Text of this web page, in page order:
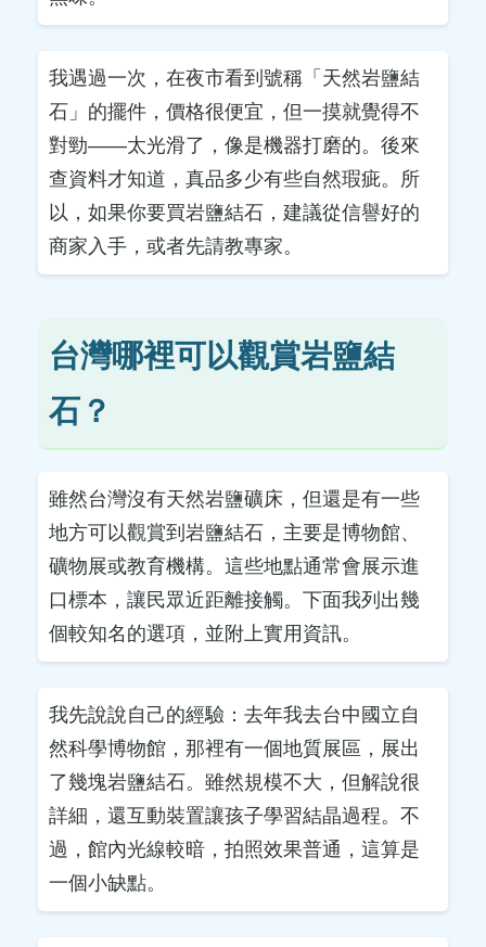
我遇過一次，在夜市看到號稱「天然岩鹽結
石」的擺件，價格很便宜，但一摸就覺得不
對勁——太光滑了，像是機器打磨的。後來
查資料才知道，真品多少有些自然瑕疵。所
以，如果你要買岩鹽結石，建議從信譽好的
商家入手，或者先請教專家。
台灣哪裡可以觀賞岩鹽結
石？
雖然台灣沒有天然岩鹽礦床，但還是有一些
地方可以觀賞到岩鹽結石，主要是博物館、
礦物展或教育機構。這些地點通常會展示進
口標本，讓民眾近距離接觸。下面我列出幾
個較知名的選項，並附上實用資訊。
我先說說自己的經驗：去年我去台中國立自
然科學博物館，那裡有一個地質展區，展出
了幾塊岩鹽結石。雖然規模不大，但解說很
詳細，還互動裝置讓孩子學習結晶過程。不
過，館內光線較暗，拍照效果普通，這算是
一個小缺點。